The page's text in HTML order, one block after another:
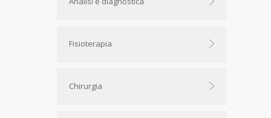
Fisioterapia
Chirurgia